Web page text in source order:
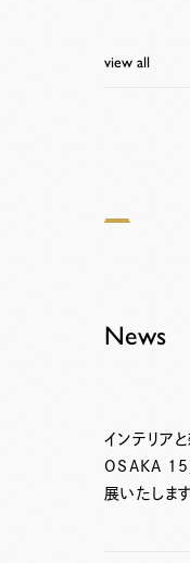
view all
News
インテリア
OSAKA 15」
展いたします